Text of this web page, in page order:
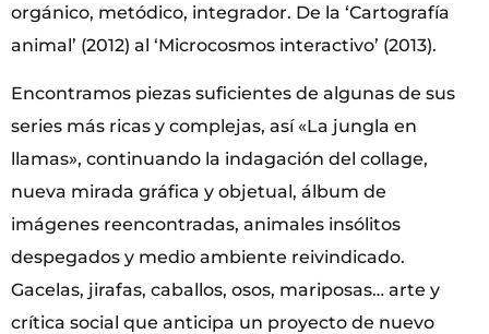
orgánico, metódico, integrador. De la ‘Cartografía
animal’ (2012) al ‘Microcosmos interactivo’ (2013).
Encontramos piezas suficientes de algunas de sus
series más ricas y complejas, así «La jungla en
llamas», continuando la indagación del collage,
nueva mirada gráfica y objetual, álbum de
imágenes reencontradas, animales insólitos
despegados y medio ambiente reivindicado.
Gacelas, jirafas, caballos, osos, mariposas… arte y
crítica social que anticipa un proyecto de nuevo